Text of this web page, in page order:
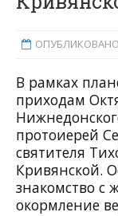
В рамках
приходам
протоиерей
святителя
Кривянской.
знакомство с
окормление